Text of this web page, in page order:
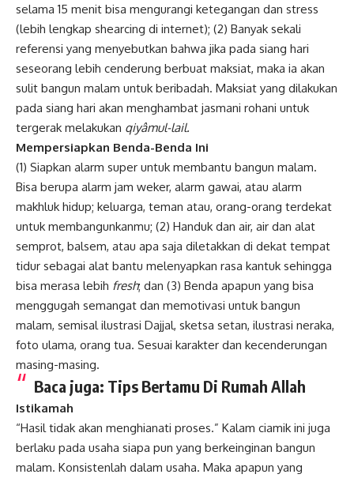
selama 15 menit bisa mengurangi ketegangan dan stress
(lebih lengkap shearcing di internet); (2) Banyak sekali
referensi yang menyebutkan bahwa jika pada siang hari
seseorang lebih cenderung berbuat maksiat, maka ia akan
sulit bangun malam untuk beribadah. Maksiat yang dilakukan
pada siang hari akan menghambat jasmani rohani untuk
tergerak melakukan qiyâmul-lail.
Mempersiapkan Benda-Benda Ini
(1) Siapkan alarm super untuk membantu bangun malam.
Bisa berupa alarm jam weker, alarm gawai, atau alarm
makhluk hidup; keluarga, teman atau, orang-orang terdekat
untuk membangunkanmu; (2) Handuk dan air, air dan alat
semprot, balsem, atau apa saja diletakkan di dekat tempat
tidur sebagai alat bantu melenyapkan rasa kantuk sehingga
bisa merasa lebih fresh; dan (3) Benda apapun yang bisa
menggugah semangat dan memotivasi untuk bangun
malam, semisal ilustrasi Dajjal, sketsa setan, ilustrasi neraka,
foto ulama, orang tua. Sesuai karakter dan kecenderungan
masing-masing.
Baca juga: Tips Bertamu Di Rumah Allah
Istikamah
“Hasil tidak akan menghianati proses.” Kalam ciamik ini juga
berlaku pada usaha siapa pun yang berkeinginan bangun
malam. Konsistenlah dalam usaha. Maka apapun yang